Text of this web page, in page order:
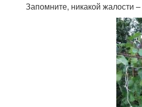
Рецепт на сковороде
Запомните, никакой жалости